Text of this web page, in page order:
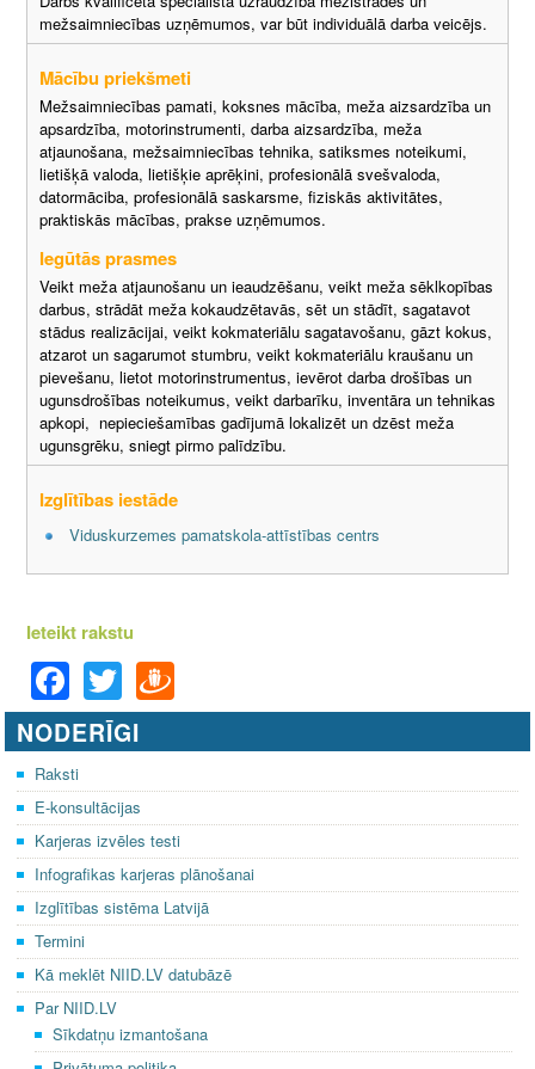
mežsaimniecības uzņēmumos, var būt individuālā darba veicējs.
Mācību priekšmeti
Mežsaimniecības pamati, koksnes mācība, meža aizsardzība un
apsardzība, motorinstrumenti, darba aizsardzība, meža
atjaunošana, mežsaimniecības tehnika, satiksmes noteikumi,
lietišķā valoda, lietišķie aprēķini, profesionālā svešvaloda,
datormāciba, profesionālā saskarsme, fiziskās aktivitātes,
praktiskās mācības, prakse uzņēmumos.
Iegūtās prasmes
Veikt meža atjaunošanu un ieaudzēšanu, veikt meža sēklkopības
darbus, strādāt meža kokaudzētavās, sēt un stādīt, sagatavot
stādus realizācijai, veikt kokmateriālu sagatavošanu, gāzt kokus,
atzarot un sagarumot stumbru, veikt kokmateriālu kraušanu un
pievešanu, lietot motorinstrumentus, ievērot darba drošības un
ugunsdrošības noteikumus, veikt darbarīku, inventāra un tehnikas
apkopi, nepieciešamības gadījumā lokalizēt un dzēst meža
ugunsgrēku, sniegt pirmo palīdzību.
Izglītības iestāde
Viduskurzemes pamatskola-attīstības centrs
Ieteikt rakstu
F
a
c
e
b
o
o
k
T
wi
tt
er
ra
u
gi
e
m
NODERĪGI
Raksti
E-konsultācijas
Karjeras izvēles testi
Infografikas karjeras plānošanai
Izglītības sistēma Latvijā
Termini
Kā meklēt NIID.LV datubāzē
Par NIID.LV
Sīkdatņu izmantošana